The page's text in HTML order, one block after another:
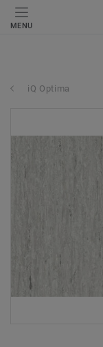
MENU
iQ Optima